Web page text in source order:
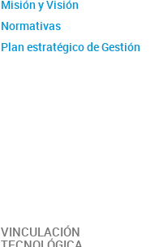
Misión y Visión
Normativas
Plan estratégico de Gestión
VINCULACIÓN